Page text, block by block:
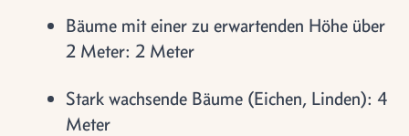
Bäume mit einer zu erwartenden Höhe über
2 Meter: 2 Meter
Stark wachsende Bäume (Eichen, Linden): 4
Meter